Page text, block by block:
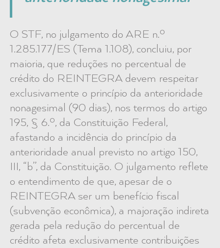
O STF, no julgamento do ARE n.º
1.285.177/ES (Tema 1.108), concluiu, por
maioria, que reduções no percentual de
crédito do REINTEGRA devem respeitar
exclusivamente o princípio da anterioridade
nonagesimal (90 dias), nos termos do artigo
195, § 6.º, da Constituição Federal,
afastando a incidência do princípio da
anterioridade anual previsto no artigo 150,
III, “b”, da Constituição. O julgamento reflete
o entendimento de que, apesar de o
REINTEGRA ser um benefício fiscal
(subvenção econômica), a majoração indireta
gerada pela redução do percentual de
crédito afeta exclusivamente contribuições